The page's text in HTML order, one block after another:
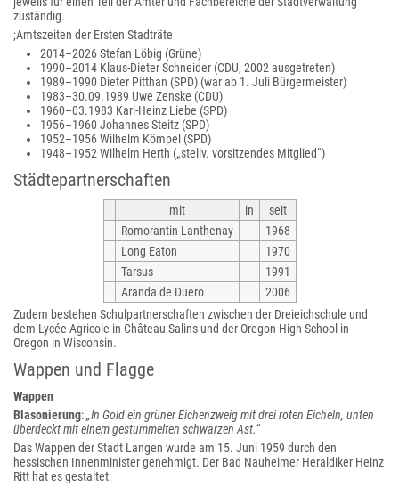
zuständig.
;Amtszeiten der Ersten Stadträte
2014–2026 Stefan Löbig (Grüne)
1990–2014 Klaus-Dieter Schneider (CDU, 2002 ausgetreten)
1989–1990 Dieter Pitthan (SPD) (war ab 1. Juli Bürgermeister)
1983–30.09.1989 Uwe Zenske (CDU)
1960–03.1983 Karl-Heinz Liebe (SPD)
1956–1960 Johannes Steitz (SPD)
1952–1956 Wilhelm Kömpel (SPD)
1948–1952 Wilhelm Herth („stellv. vorsitzendes Mitglied“)
Städtepartnerschaften
mit in
seit
Romorantin-Lanthenay
1968
Long Eaton
1970
Tarsus
1991
Aranda de Duero
2006
Zudem bestehen Schulpartnerschaften zwischen der Dreieichschule und
dem Lycée Agricole in Château-Salins und der Oregon High School in
Oregon in Wisconsin.
Wappen und Flagge
Wappen
Blasonierung:„In Gold ein grüner Eichenzweig mit drei roten Eicheln, unten
überdeckt mit einem gestummelten schwarzen Ast.“
Das Wappen der Stadt Langen wurde am 15. Juni 1959 durch den
hessischen Innenminister genehmigt. Der Bad Nauheimer Heraldiker Heinz
Ritt hat es gestaltet.